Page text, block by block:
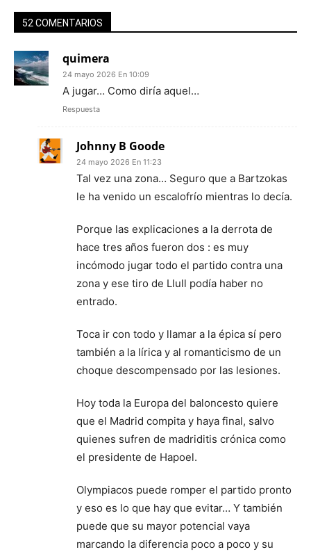
52 COMENTARIOS
quimera
24 mayo 2026 En 10:09
A jugar… Como diría aquel…
Respuesta
Johnny B Goode
24 mayo 2026 En 11:23
Tal vez una zona… Seguro que a Bartzokas
le ha venido un escalofrío mientras lo decía.
Porque las explicaciones a la derrota de
hace tres años fueron dos : es muy
incómodo jugar todo el partido contra una
zona y ese tiro de Llull podía haber no
entrado.
Toca ir con todo y llamar a la épica sí pero
también a la lírica y al romanticismo de un
choque descompensado por las lesiones.
Hoy toda la Europa del baloncesto quiere
que el Madrid compita y haya final, salvo
quienes sufren de madriditis crónica como
el presidente de Hapoel.
Olympiacos puede romper el partido pronto
y eso es lo que hay que evitar… Y también
puede que su mayor potencial vaya
marcando la diferencia poco a poco y su